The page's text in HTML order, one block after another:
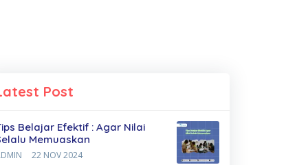
Post
Belajar Efektif : Agar Nilai
Memuaskan
22 NOV 2024